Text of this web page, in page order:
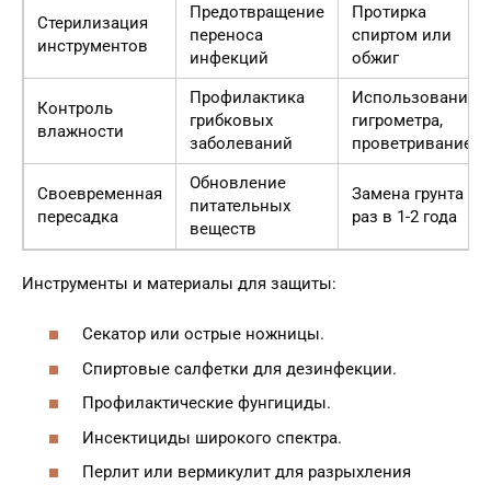
Стерилизация
инструментов
Предотвращение
переноса
инфекций
Протирка
спиртом или
обжиг
Контроль
влажности
Профилактика
грибковых
заболеваний
Использование
гигрометра,
проветривание
Своевременная
пересадка
Обновление
питательных
веществ
Замена грунта
раз в 1-2 года
Инструменты и материалы для защиты:
Секатор или острые ножницы.
Спиртовые салфетки для дезинфекции.
Профилактические фунгициды.
Инсектициды широкого спектра.
Перлит или вермикулит для разрыхления